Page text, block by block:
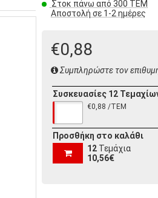
Στοκ πάνω από 300 ΤΕΜ
Αποστολή σε 1-2 ημέρες
€0,88
Συμπληρώστε τον
Συσκευασίες 12
€0,88 /ΤΕΜ
Προσθήκη στο καλάθι
12 Τεμάχια
10,56€